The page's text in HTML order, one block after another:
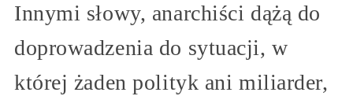
Innymi słowy, anarchiści dążą do
doprowadzenia do sytuacji, w
której żaden polityk ani miliarder,